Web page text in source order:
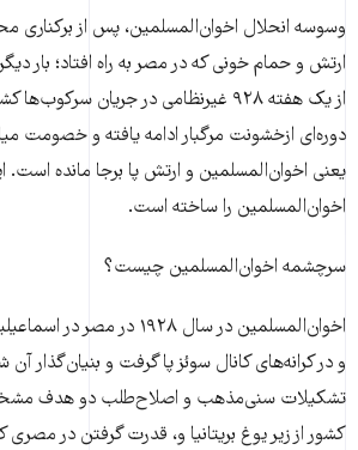
وسوسه انحلال اخوان‌المسلمین، پس از برکناری
ارتش و حمام خونی که در مصر به راه افتاد؛ بار
از یک هفته ۹۲۸ غیرنظامی در جریان
دوره‌ای ازخشونت مرگبار ادامه یافته و خصومت
یعنی اخوان‌المسلمین و ارتش پا برجا مانده است.
اخوان‌المسلمین را ساخته است.
سرچشمه اخوان‌المسلمین چیست؟
اخوان‌المسلمین در سال ۱۹۲۸
و در کرانه‌های کانال سوئز پا گرفت و بنیان‌گذار
تشکیلات سنی‌مذهب و اصلاح‌طلب دو هدف
کشور از زیر یوغ بریتانیا و، قدرت گرفتن در مصری